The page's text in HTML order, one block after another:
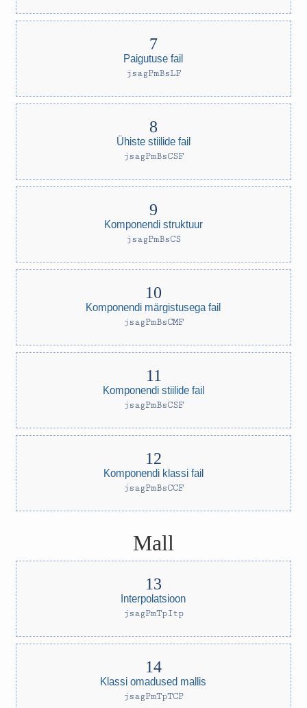
Paigutuse fail
jsagPmBsLF
Ühiste stiilide fail
jsagPmBsCSF
Komponendi struktuur
jsagPmBsCS
Komponendi märgistusega fail
jsagPmBsCMF
Komponendi stiilide fail
jsagPmBsCSF
Komponendi klassi fail
jsagPmBsCCF
Mall
Interpolatsioon
jsagPmTpItp
Klassi omadused mallis
jsagPmTpTCP